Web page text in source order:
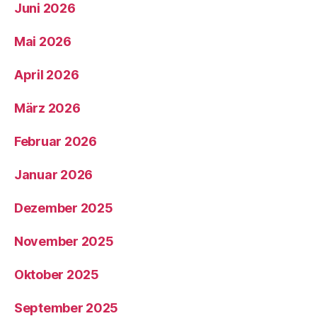
Juni 2026
Mai 2026
April 2026
März 2026
Februar 2026
Januar 2026
Dezember 2025
November 2025
Oktober 2025
September 2025